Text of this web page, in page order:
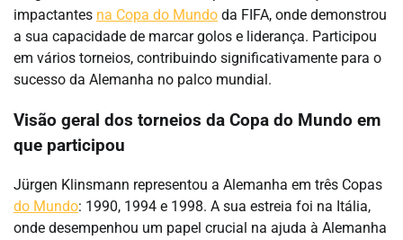
impactantes na Copa do Mundo da FIFA, onde demonstrou
a sua capacidade de marcar golos e liderança. Participou
em vários torneios, contribuindo significativamente para o
sucesso da Alemanha no palco mundial.
Visão geral dos torneios da Copa do Mundo em
que participou
Jürgen Klinsmann representou a Alemanha em três Copas
do Mundo: 1990, 1994 e 1998. A sua estreia foi na Itália,
onde desempenhou um papel crucial na ajuda à Alemanha